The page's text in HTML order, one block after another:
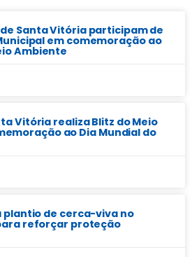
de Santa Vitória participam de
em comemoração ao
Ambiente
Vitória realiza Blitz do Meio
ao Dia Mundial do
de cerca-viva no
reforçar proteção